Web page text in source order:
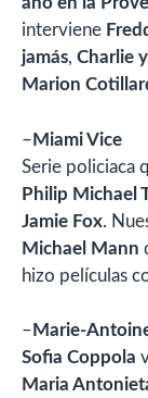
interviene
jamás, Charlie
Marion
– Miami Vice
Serie policiaca
Philip Michael
Jamie Fox.
Michael Mann
hizo películas
– Marie-
Sofia Coppola
Maria